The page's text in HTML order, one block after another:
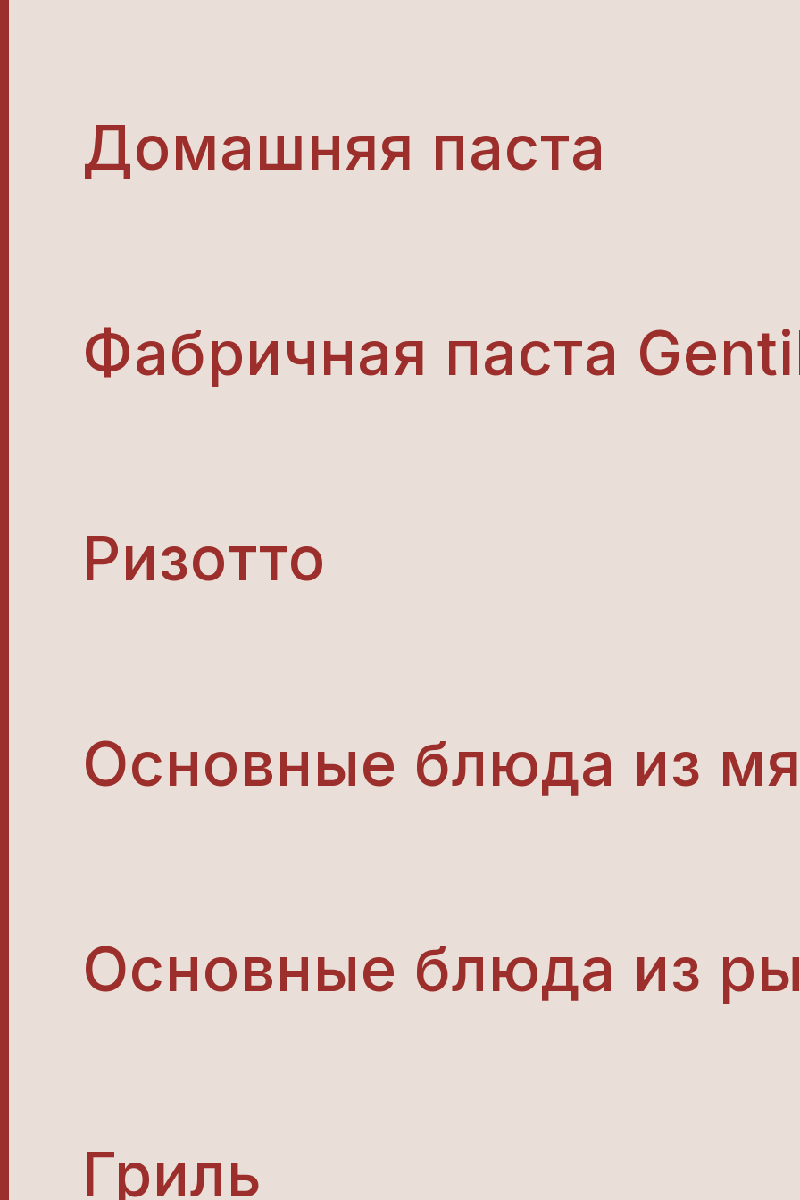
Домашняя паста
Фабричная паста
Ризотто
Основные блюда из
Основные блюда из
Гриль